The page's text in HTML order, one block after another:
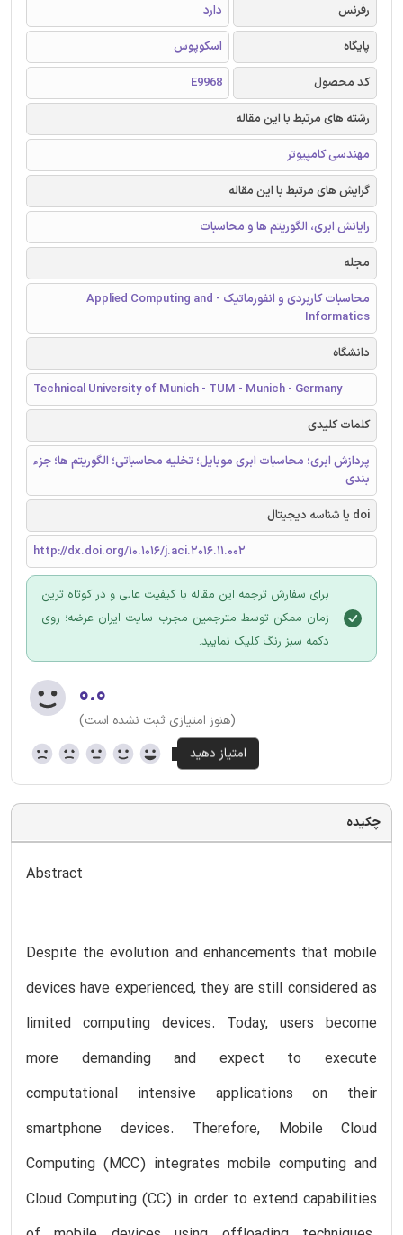
رفرنس
دارد
پایگاه
اسکوپوس
کد محصول
E9968
رشته های مرتبط با این مقاله
مهندسی کامپیوتر
گرایش های مرتبط با این مقاله
رایانش ابری، الگوریتم ها و محاسبات
مجله
محاسبات کاربردی و انفورماتیک - Applied Computing and
Informatics
دانشگاه
Technical University of Munich - TUM - Munich - Germany
کلمات کلیدی
پردازش ابری؛ محاسبات ابری موبایل؛ تخلیه محاسباتی؛ الگوریتم ها؛ جزء
بندی
doi یا شناسه دیجیتال
http://dx.doi.org/10.1016/j.aci.2016.11.002
برای سفارش ترجمه این مقاله با کیفیت عالی و در کوتاه ترین
زمان ممکن توسط مترجمین مجرب سایت ایران عرضه؛ روی
دکمه سبز رنگ کلیک نمایید.
۰.۰
(هنوز امتیازی ثبت نشده است)
چکیده
Abstract
Despite the evolution and enhancements that mobile
devices have experienced, they are still considered as
limited computing devices. Today, users become
more demanding and expect to execute
computational intensive applications on their
smartphone devices. Therefore, Mobile Cloud
Computing (MCC) integrates mobile computing and
Cloud Computing (CC) in order to extend capabilities